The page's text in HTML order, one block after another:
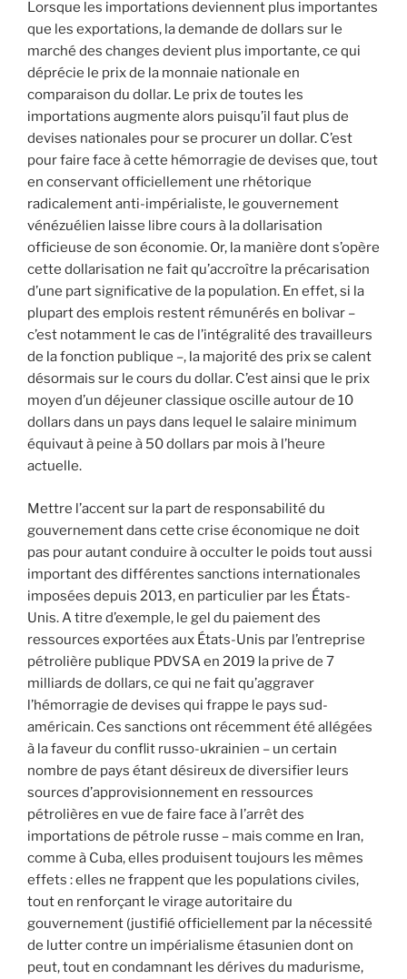
Lorsque les importations deviennent plus importantes
que les exportations, la demande de dollars sur le
marché des changes devient plus importante, ce qui
déprécie le prix de la monnaie nationale en
comparaison du dollar. Le prix de toutes les
importations augmente alors puisqu’il faut plus de
devises nationales pour se procurer un dollar. C’est
pour faire face à cette hémorragie de devises que, tout
en conservant officiellement une rhétorique
radicalement anti-impérialiste, le gouvernement
vénézuélien laisse libre cours à la dollarisation
officieuse de son économie. Or, la manière dont s’opère
cette dollarisation ne fait qu’accroître la précarisation
d’une part significative de la population. En effet, si la
plupart des emplois restent rémunérés en bolivar –
c’est notamment le cas de l’intégralité des travailleurs
de la fonction publique –, la majorité des prix se calent
désormais sur le cours du dollar. C’est ainsi que le prix
moyen d’un déjeuner classique oscille autour de 10
dollars dans un pays dans lequel le salaire minimum
équivaut à peine à 50 dollars par mois à l’heure
actuelle.
Mettre l’accent sur la part de responsabilité du
gouvernement dans cette crise économique ne doit
pas pour autant conduire à occulter le poids tout aussi
important des différentes sanctions internationales
imposées depuis 2013, en particulier par les États-
Unis. A titre d’exemple, le gel du paiement des
ressources exportées aux États-Unis par l’entreprise
pétrolière publique PDVSA en 2019 la prive de 7
milliards de dollars, ce qui ne fait qu’aggraver
l’hémorragie de devises qui frappe le pays sud-
américain. Ces sanctions ont récemment été allégées
à la faveur du conflit russo-ukrainien – un certain
nombre de pays étant désireux de diversifier leurs
sources d’approvisionnement en ressources
pétrolières en vue de faire face à l’arrêt des
importations de pétrole russe – mais comme en Iran,
comme à Cuba, elles produisent toujours les mêmes
effets : elles ne frappent que les populations civiles,
tout en renforçant le virage autoritaire du
gouvernement (justifié officiellement par la nécessité
de lutter contre un impérialisme étasunien dont on
peut, tout en condamnant les dérives du madurisme,